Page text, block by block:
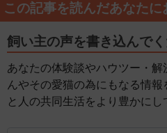
この記事を読んだあなたに
飼い主の声を書き込んで
あなたの体験談やハウツー・解
んやその愛猫の為にもなる情
と人の共同生活をより豊かにし